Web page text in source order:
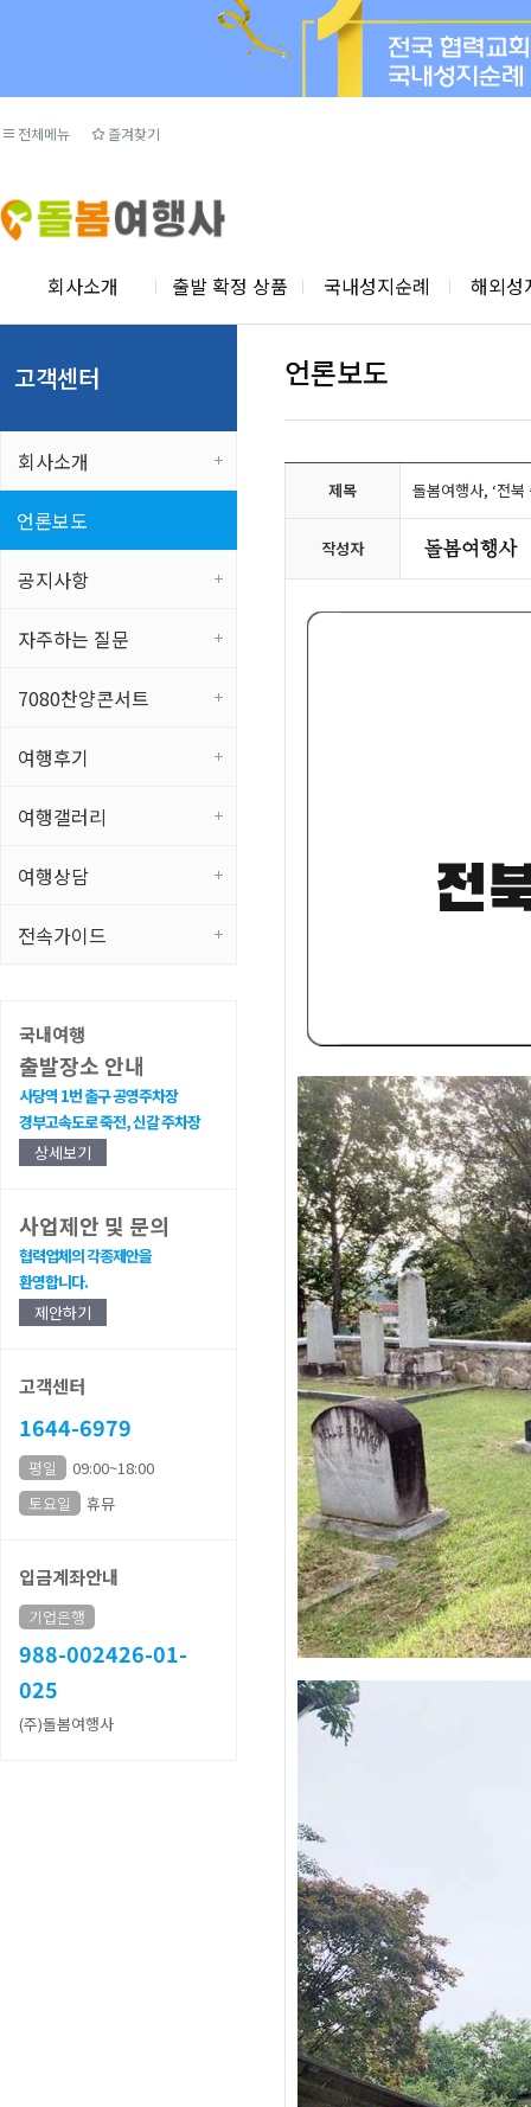
전체메뉴 즐겨찾기
회사소개 출발 확정 상품 국내성지순례 해외성
고객센터
회사소개
언론보도
공지사항
자주하는 질문
7080찬양콘서트
여행후기
여행갤러리
여행상담
전속가이드
국내여행
출발장소 안내
사당역 1번 출구 공영주차장
경부고속도로 죽전, 신갈 주차장
상세보기
사업제안 및 문의
협력업체의 각종제안을
환영합니다.
제안하기
고객센터
1644-6979
평일
09:00~18:00
토요일
휴뮤
입금계좌안내
기업은행
988-002426-01-
025
(주)돌봄여행사
언론보도
제목 돌봄여행사, ‘전
작성자